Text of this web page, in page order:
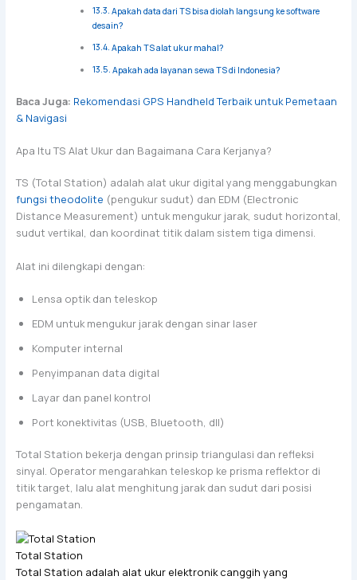
Apakah data dari TS bisa diolah langsung ke software
desain?
Apakah TS alat ukur mahal?
Apakah ada layanan sewa TS di Indonesia?
Baca Juga: Rekomendasi GPS Handheld Terbaik untuk Pemetaan
& Navigasi
Apa Itu TS Alat Ukur dan Bagaimana Cara Kerjanya?
TS (Total Station) adalah alat ukur digital yang menggabungkan
fungsi theodolite (pengukur sudut) dan EDM (Electronic
Distance Measurement) untuk mengukur jarak, sudut horizontal,
sudut vertikal, dan koordinat titik dalam sistem tiga dimensi.
Alat ini dilengkapi dengan:
Lensa optik dan teleskop
EDM untuk mengukur jarak dengan sinar laser
Komputer internal
Penyimpanan data digital
Layar dan panel kontrol
Port konektivitas (USB, Bluetooth, dll)
Total Station bekerja dengan prinsip triangulasi dan refleksi
sinyal. Operator mengarahkan teleskop ke prisma reflektor di
titik target, lalu alat menghitung jarak dan sudut dari posisi
pengamatan.
Total Station
Total Station adalah alat ukur elektronik canggih yang